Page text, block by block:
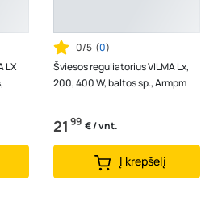
LX
0/5 (0)
Šviesos reguliatorius VILMA Lx,
200, 400 W, baltos sp., Armpm
21 99 € / vnt.
Į krepšelį